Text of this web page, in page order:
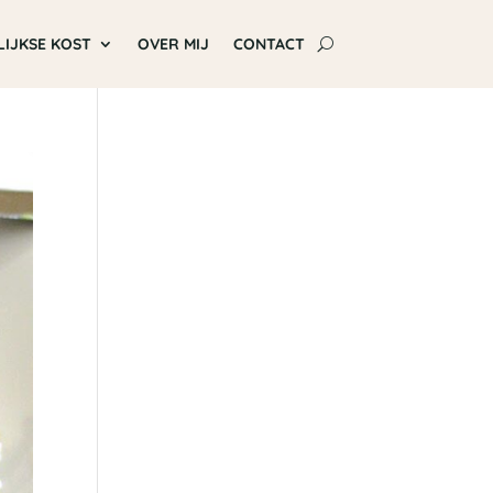
KOST OVER MIJ CONTACT